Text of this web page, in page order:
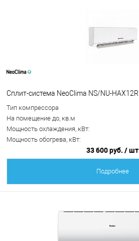
Сплит-система NeoClima NS/NU-HAX12R
Тип компрессора
На помещение до, кв.м
Мощность охлаждения, кВт:
Мощность обогрева, кВт:
33 600 руб. / шт
Подробнее